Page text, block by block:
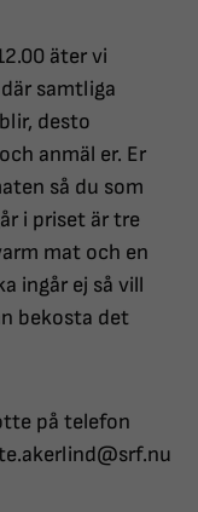
äter vi
samtliga
desto
anmäl er. Er
så du som
i priset är tre
mat och en
ingår ej så vill
bekosta det
på telefon